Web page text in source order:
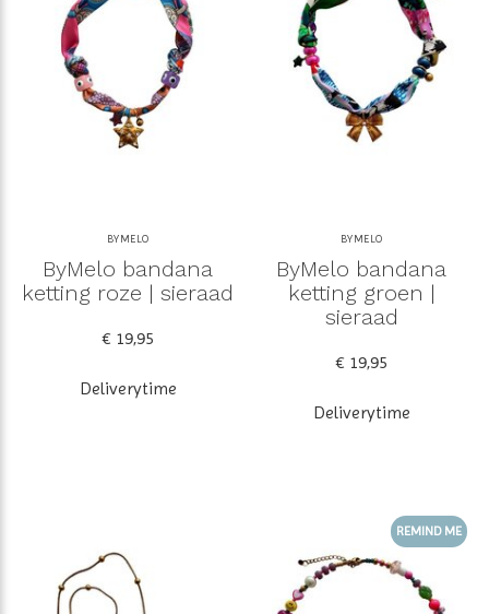
BYMELO
ByMelo bandana
ketting roze | sieraad
€ 19,95
Deliverytime
BYMELO
ByMelo bandana
ketting groen |
sieraad
€ 19,95
Deliverytime
REMIND ME